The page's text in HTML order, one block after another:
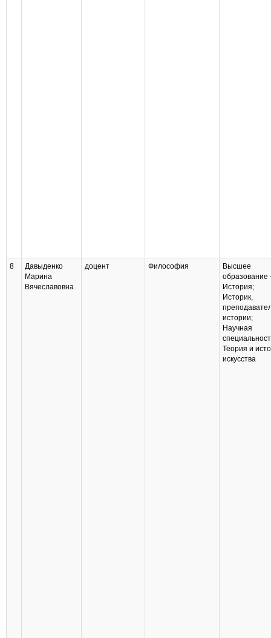
8
Давыденко
Марина
Вячеславовна
доцент Философия
Высшее
образование
История;
Историк,
истории;
Научная
Теория и
искусства